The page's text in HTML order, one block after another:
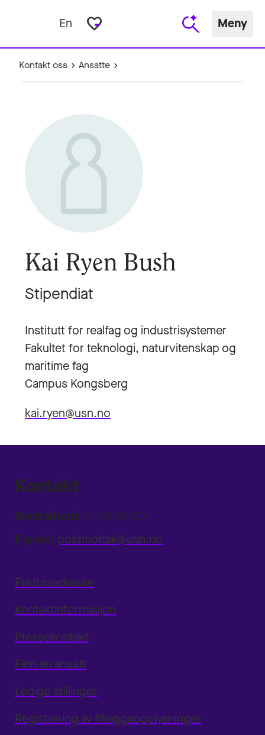
En favorite_border Meny
Kontakt oss Ansatte
Kai Ryen Bush
Stipendiat
Institutt for realfag og industrisystemer
Fakultet for teknologi, naturvitenskap og
maritime fag
Campus Kongsberg
kai.ryen@usn.no
Kontakt
Sentralbord: 31 00 80 00
E-post: postmottak@usn.no
Fakturaadresse
Kontaktinformasjon
Pressekontakt
Finn en ansatt
Ledige stillinger
Registrering av tilleggsopplysninger